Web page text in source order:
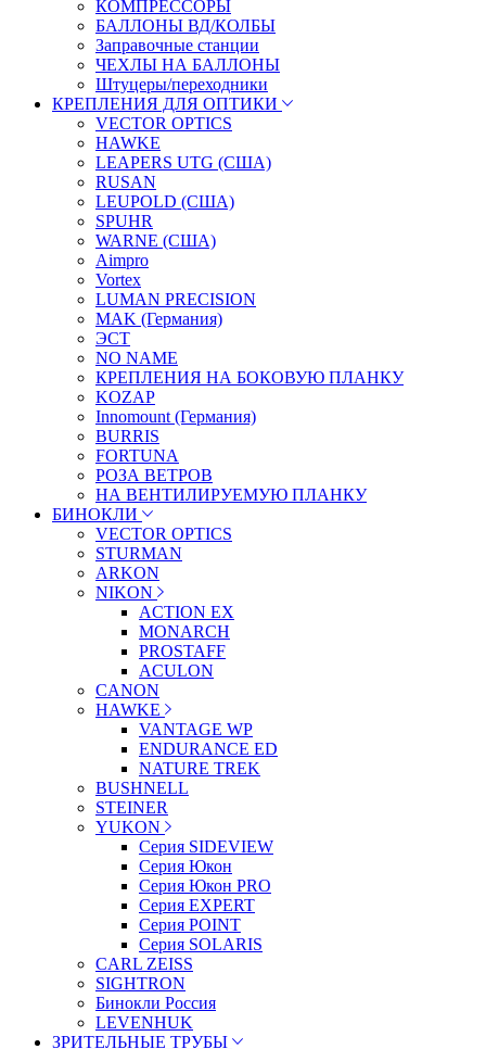
КОМПРЕССОРЫ
БАЛЛОНЫ ВД/КОЛБЫ
Заправочные станции
ЧЕХЛЫ НА БАЛЛОНЫ
Штуцеры/переходники
КРЕПЛЕНИЯ ДЛЯ ОПТИКИ
VECTOR OPTICS
HAWKE
LEAPERS UTG (США)
RUSAN
LEUPOLD (США)
SPUHR
WARNE (США)
Aimpro
Vortex
LUMAN PRECISION
MAK (Германия)
ЭСТ
NO NAME
КРЕПЛЕНИЯ НА БОКОВУЮ ПЛАНКУ
KOZAP
Innomount (Германия)
BURRIS
FORTUNA
РОЗА ВЕТРОВ
НА ВЕНТИЛИРУЕМУЮ ПЛАНКУ
БИНОКЛИ
VECTOR OPTICS
STURMAN
ARKON
NIKON
ACTION EX
MONARCH
PROSTAFF
ACULON
CANON
HAWKE
VANTAGE WP
ENDURANCE ED
NATURE TREK
BUSHNELL
STEINER
YUKON
Серия SIDEVIEW
Серия Юкон
Серия Юкон PRO
Серия EXPERT
Серия POINT
Серия SOLARIS
CARL ZEISS
SIGHTRON
Бинокли Россия
LEVENHUK
ЗРИТЕЛЬНЫЕ ТРУБЫ